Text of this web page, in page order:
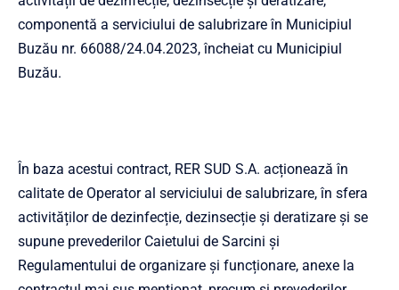
componentă a serviciului de salubrizare în Municipiul
Buzău nr. 66088/24.04.2023, încheiat cu Municipiul
Buzău.
În baza acestui contract, RER SUD S.A. acționează în
calitate de Operator al serviciului de salubrizare, în sfera
activităților de dezinfecție, dezinsecție și deratizare și se
supune prevederilor Caietului de Sarcini și
Regulamentului de organizare și funcționare, anexe la